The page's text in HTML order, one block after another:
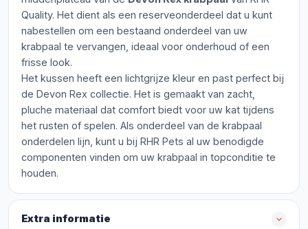
Quality. Het dient als een reserveonderdeel dat u kunt
nabestellen om een bestaand onderdeel van uw
krabpaal te vervangen, ideaal voor onderhoud of een
frisse look.
Het kussen heeft een lichtgrijze kleur en past perfect bij
de Devon Rex collectie. Het is gemaakt van zacht,
pluche materiaal dat comfort biedt voor uw kat tijdens
het rusten of spelen. Als onderdeel van de krabpaal
onderdelen lijn, kunt u bij RHR Pets al uw benodigde
componenten vinden om uw krabpaal in topconditie te
houden.
Extra informatie